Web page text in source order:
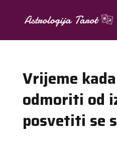
Vrijeme
odmoriti od
posvetiti se